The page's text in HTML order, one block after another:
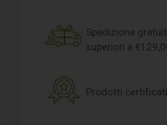
Spedizione
superiori a
Prodotti certificati